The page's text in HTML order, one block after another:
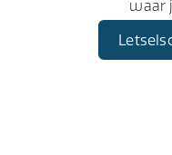
waar